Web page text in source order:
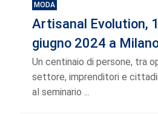
MODA
Artisanal Evolution,
giugno 2024 a
Un centinaio di persone, tra
settore, imprenditori e
al seminario ...